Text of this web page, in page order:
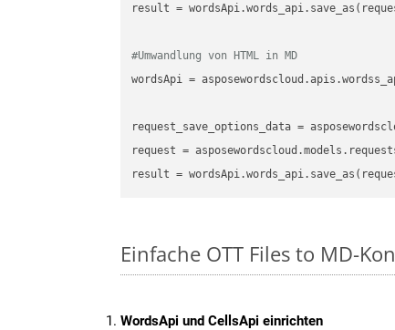
result =
#Umwandlung von HTML in MD
wordsApi =
request_save_options_data =
request
result
Einfache OTT Files to MD-
WordsApi und CellsApi einrichten